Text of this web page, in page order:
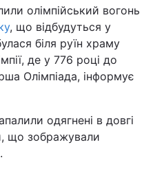
Війна
Політика
Світ
Лайт
олімпійський вогонь
, що відбудуться у
біля руїн храму
де у 776 році до
Олімпіада, інформує
одягнені в довгі
що зображували